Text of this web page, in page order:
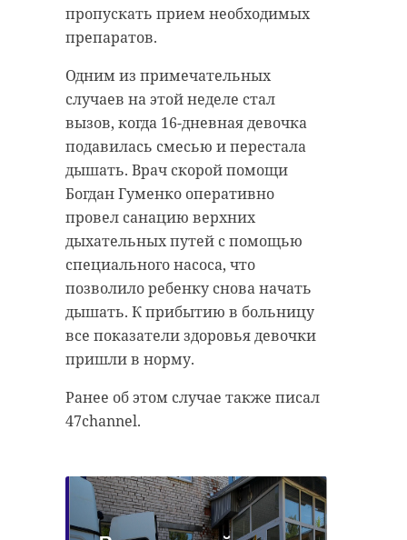
пропускать прием необходимых
препаратов.
Одним из примечательных
случаев на этой неделе стал
вызов, когда 16-дневная девочка
подавилась смесью и перестала
дышать. Врач скорой помощи
Богдан Гуменко оперативно
провел санацию верхних
дыхательных путей с помощью
специального насоса, что
позволило ребенку снова начать
дышать. К прибытию в больницу
все показатели здоровья девочки
пришли в норму.
Ранее об этом случае также писал
47channel.